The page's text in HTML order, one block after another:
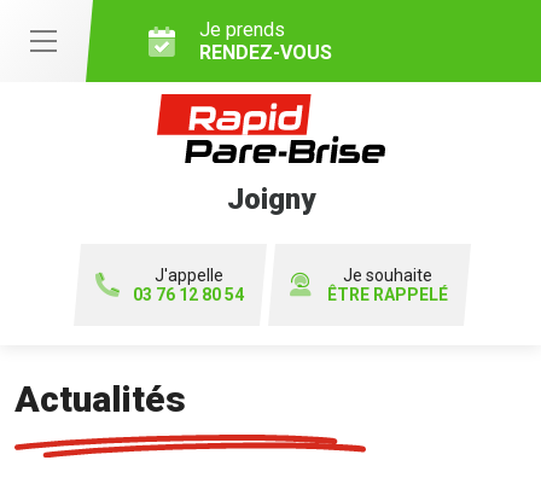
Je prends
RENDEZ-VOUS
Joigny
J'appelle
03 76 12 80 54
Je souhaite
ÊTRE RAPPELÉ
Actualités